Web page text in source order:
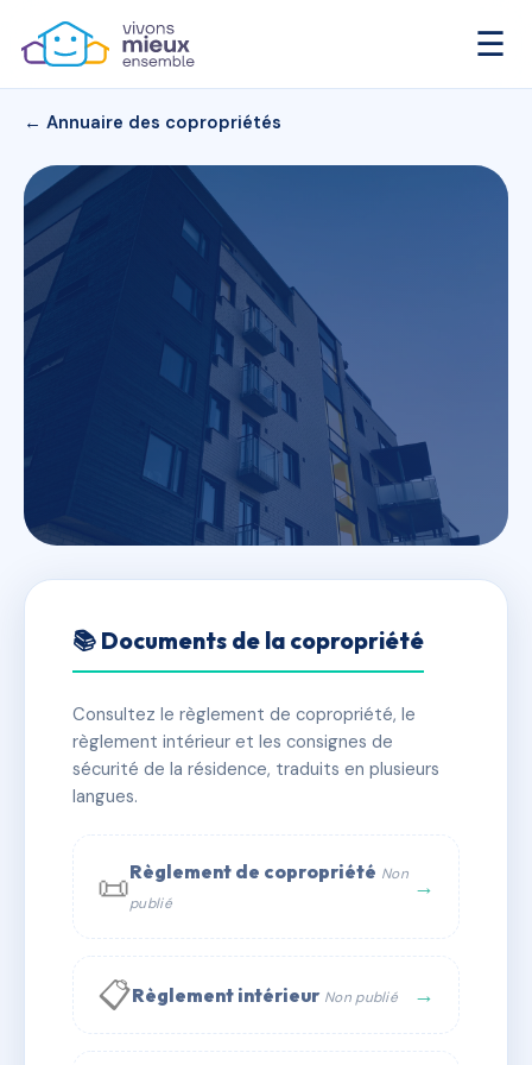
☰
← Annuaire des copropriétés
SDC 320 LAFAYETTE
✓ Immatriculée 🏠 24 lots 🏗 1 bâtiment(s)
📞 Contacter Syndic Digital
📚 Documents de la copropriété
Consultez le règlement de copropriété, le
règlement intérieur et les consignes de
sécurité de la résidence, traduits en plusieurs
langues.
📜Règlement de copropriété Non
publié
→
📋Règlement intérieur Non publié →